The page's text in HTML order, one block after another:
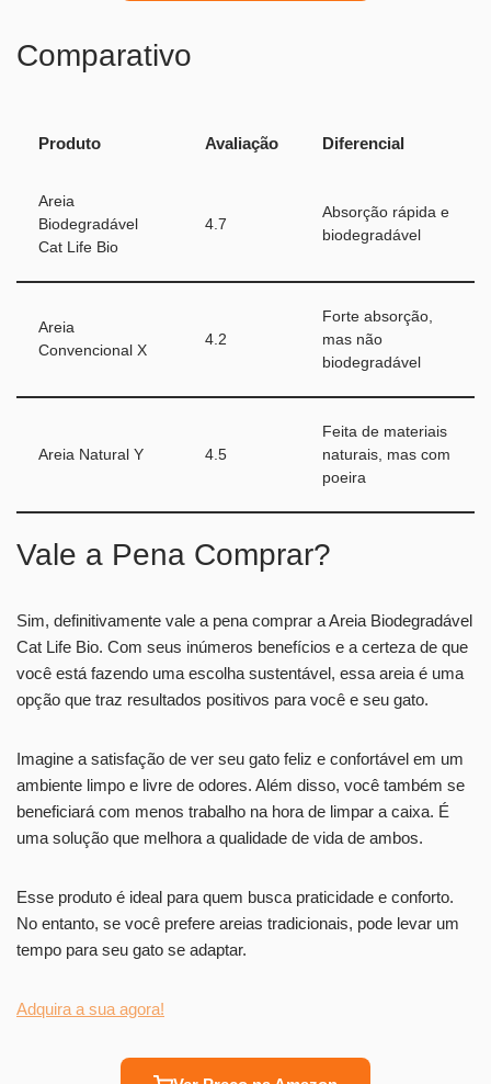
Comparativo
Produto Avaliação Diferencial
Areia
Biodegradável
Cat Life Bio
4.7
Absorção rápida e
biodegradável
Areia
Convencional X
4.2
Forte absorção,
mas não
biodegradável
Areia Natural Y 4.5
Feita de materiais
naturais, mas com
poeira
Vale a Pena Comprar?
Sim, definitivamente vale a pena comprar a Areia Biodegradável
Cat Life Bio. Com seus inúmeros benefícios e a certeza de que
você está fazendo uma escolha sustentável, essa areia é uma
opção que traz resultados positivos para você e seu gato.
Imagine a satisfação de ver seu gato feliz e confortável em um
ambiente limpo e livre de odores. Além disso, você também se
beneficiará com menos trabalho na hora de limpar a caixa. É
uma solução que melhora a qualidade de vida de ambos.
Esse produto é ideal para quem busca praticidade e conforto.
No entanto, se você prefere areias tradicionais, pode levar um
tempo para seu gato se adaptar.
Adquira a sua agora!